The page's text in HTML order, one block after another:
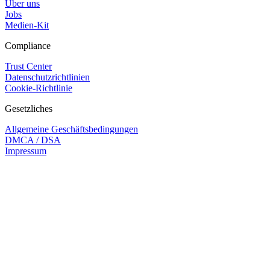
Über uns
Jobs
Medien-Kit
Compliance
Trust Center
Datenschutzrichtlinien
Cookie-Richtlinie
Gesetzliches
Allgemeine Geschäftsbedingungen
DMCA / DSA
Impressum